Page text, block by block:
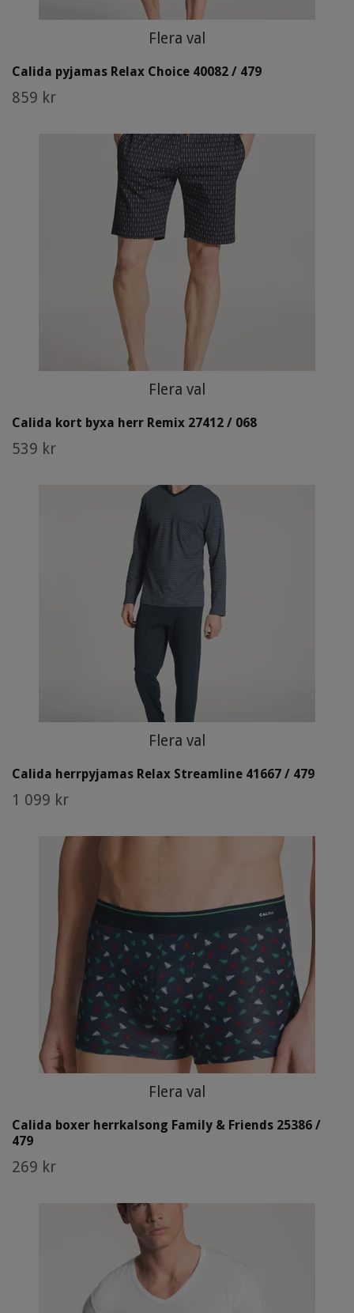
Flera val
Calida pyjamas Relax Choice 40082 / 479
859 kr
Flera val
Calida kort byxa herr Remix 27412 / 068
539 kr
Flera val
Calida herrpyjamas Relax Streamline 41667 / 479
1 099 kr
Flera val
Calida boxer herrkalsong Family & Friends 25386 /
479
269 kr